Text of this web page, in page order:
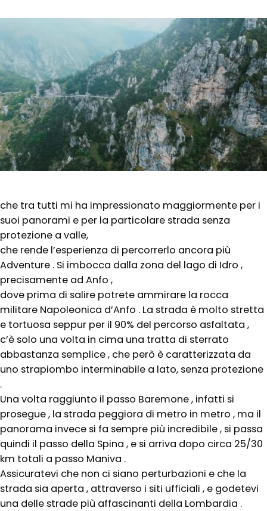
che tra tutti mi ha impressionato maggiormente per i
suoi panorami e per la particolare strada senza
protezione a valle,
che rende l’esperienza di percorrerlo ancora più
Adventure . Si imbocca dalla zona del lago di Idro ,
precisamente ad Anfo ,
dove prima di salire potrete ammirare la rocca
militare Napoleonica d’Anfo . La strada è molto stretta
e tortuosa seppur per il 90% del percorso asfaltata ,
c’è solo una volta in cima una tratta di sterrato
abbastanza semplice , che però è caratterizzata da
uno strapiombo interminabile a lato, senza protezione
.
Una volta raggiunto il passo Baremone , infatti si
prosegue , la strada peggiora di metro in metro , ma il
panorama invece si fa sempre più incredibile , si passa
quindi il passo della Spina , e si arriva dopo circa 25/30
km totali a passo Maniva .
Assicuratevi che non ci siano perturbazioni e che la
strada sia aperta , attraverso i siti ufficiali , e godetevi
una delle strade più affascinanti della Lombardia .